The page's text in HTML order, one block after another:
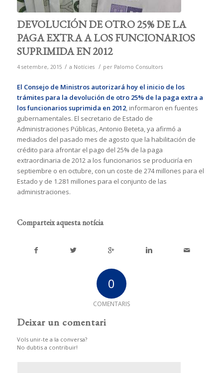
DEVOLUCIÓN DE OTRO 25% DE LA
PAGA EXTRA A LOS FUNCIONARIOS
SUPRIMIDA EN 2012
4 setembre, 2015 / a Notícies / per Palomo Consultors
El Consejo de Ministros autorizará hoy el inicio de los
trámites para la devolución de otro 25% de la paga extra a
los funcionarios suprimida en 2012, informaron en fuentes
gubernamentales. El secretario de Estado de
Administraciones Públicas, Antonio Beteta, ya afirmó a
mediados del pasado mes de agosto que la habilitación de
crédito para afrontar el pago del 25% de la paga
extraordinaria de 2012 a los funcionarios se produciría en
septiembre o en octubre, con un coste de 274 millones para el
Estado y de 1.281 millones para el conjunto de las
administraciones.
Comparteix aquesta notícia
0
COMENTARIS
Deixar un comentari
Vols unir-te a la conversa?
No dubtis a contribuir!